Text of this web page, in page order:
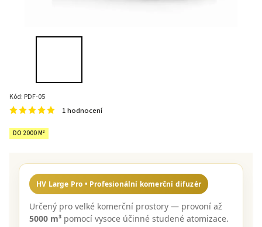
Kód: PDF-05
DO 2000 M²
1 hodnocení
HV Large Pro • Profesionální komerční difuzér
Určený pro velké komerční prostory — provoní až
5000 m³ pomocí vysoce účinné studené atomizace.